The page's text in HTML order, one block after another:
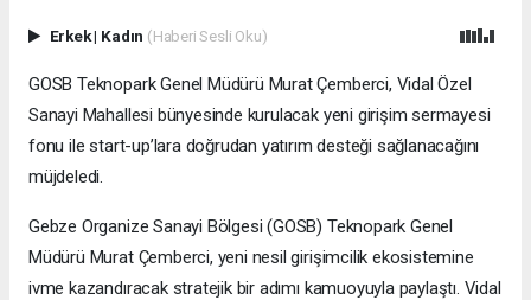
Erkek| Kadın (Haberi Sesli Oku)
GOSB Teknopark Genel Müdürü Murat Çemberci, Vidal Özel
Sanayi Mahallesi bünyesinde kurulacak yeni girişim sermayesi
fonu ile start-up’lara doğrudan yatırım desteği sağlanacağını
müjdeledi.
Gebze Organize Sanayi Bölgesi (GOSB) Teknopark Genel
Müdürü Murat Çemberci, yeni nesil girişimcilik ekosistemine
ivme kazandıracak stratejik bir adımı kamuoyuyla paylaştı. Vidal